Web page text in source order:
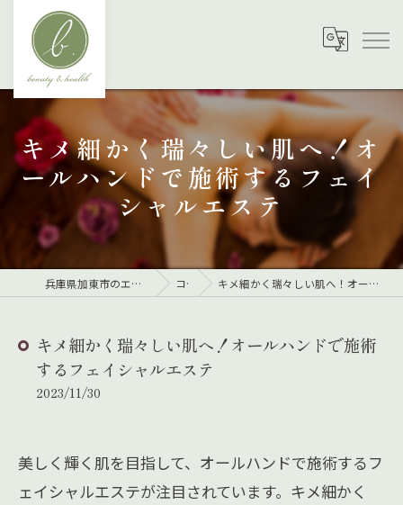
キメ細かく瑞々しい肌へ！オ
ールハンドで施術するフェイ
シャルエステ
兵庫県加東市のエステならbeauty&health b. コラム キメ細かく瑞々しい肌へ！オールハンドで施術するフェイシャルエステ
キメ細かく瑞々しい肌へ！オールハンドで施術
するフェイシャルエステ
2023/11/30
美しく輝く肌を目指して、オールハンドで施術するフ
ェイシャルエステが注目されています。キメ細かく